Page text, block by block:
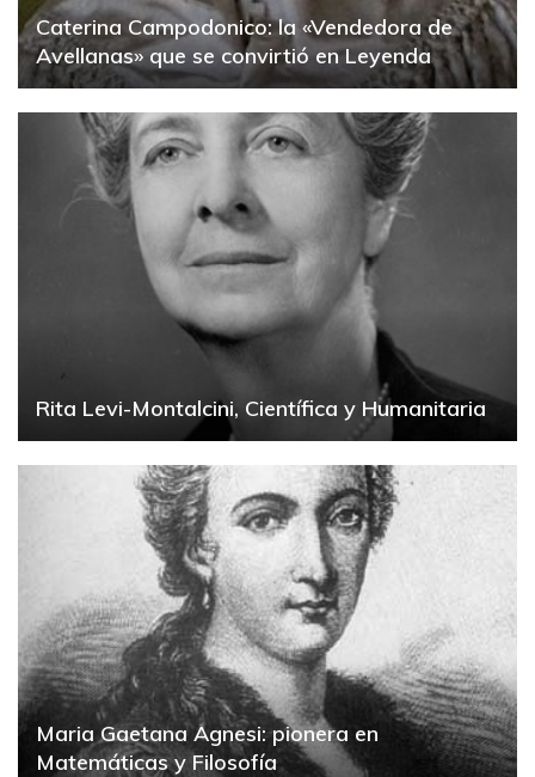
Caterina Campodonico: la «Vendedora de
Avellanas» que se convirtió en Leyenda
Rita Levi-Montalcini, Científica y Humanitaria
Maria Gaetana Agnesi: pionera en
Matemáticas y Filosofía